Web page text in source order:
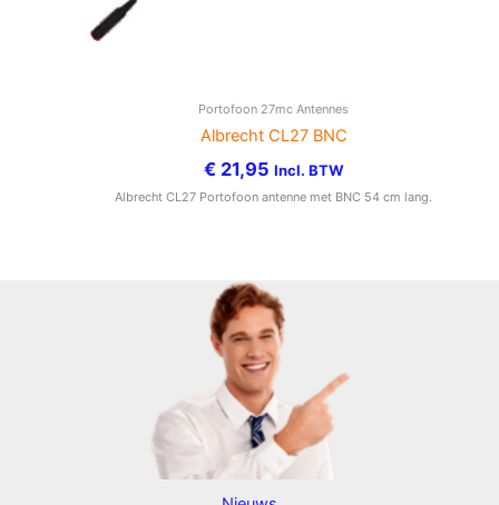
Portofoon 27mc Antennes
Albrecht CL27 BNC
€21,95 Incl. BTW
Albrecht CL27 Portofoon antenne met BNC 54 cm lang.